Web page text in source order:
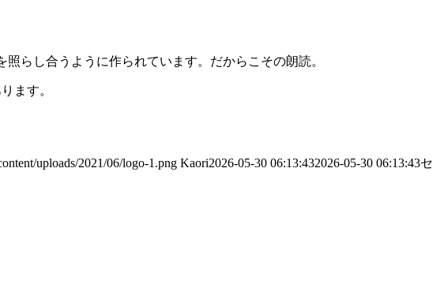
らし合うように作られています。だからこその朗読。
ます。
uploads/2021/06/logo-1.png Kaori2026-05-30 06:13:432026-05-30 06:13:43セ